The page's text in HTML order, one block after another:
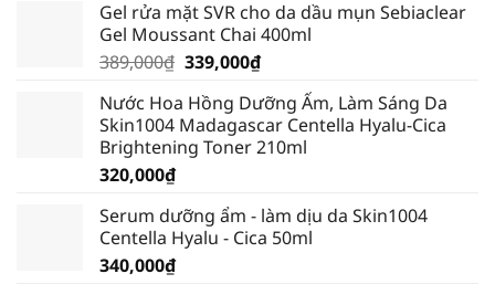
Gel rửa mặt SVR cho da dầu mụn Sebiaclear
Gel Moussant Chai 400ml
389,000₫ Giá
là:
389,000₫.
339,000₫Giá
tại
là:
339,000₫.
Nước Hoa Hồng Dưỡng Ẩm, Làm Sáng Da
Skin1004 Madagascar Centella Hyalu-Cica
Brightening Toner 210ml
320,000₫
Serum dưỡng ẩm - làm dịu da Skin1004
Centella Hyalu - Cica 50ml
340,000₫